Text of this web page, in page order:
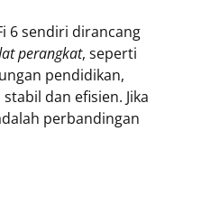
6 sendiri dirancang
perangkat, seperti
pendidikan,
dan efisien. Jika
perbandingan